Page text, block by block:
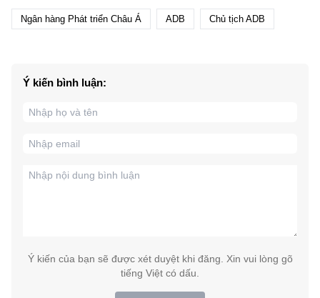
Ngân hàng Phát triển Châu Á ADB Chủ tịch ADB
Ý kiến bình luận:
Ý kiến của bạn sẽ được xét duyệt khi đăng. Xin vui lòng gõ
tiếng Việt có dấu.